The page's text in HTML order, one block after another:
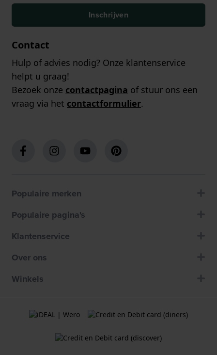
Inschrijven
Contact
Hulp of advies nodig? Onze klantenservice
helpt u graag!
Bezoek onze contactpagina of stuur ons een
vraag via het contactformulier.
Populaire merken
Populaire pagina's
Klantenservice
Over ons
Winkels